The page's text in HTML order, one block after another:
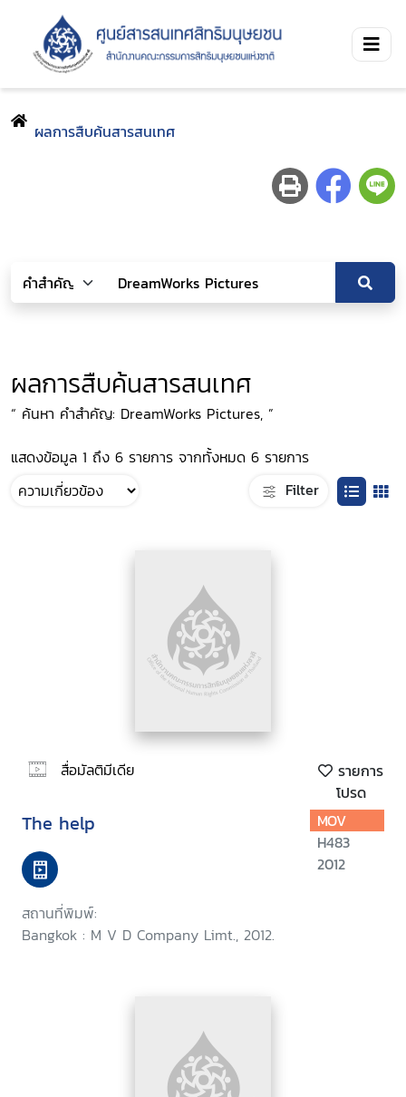
ผลการสืบค้นสารสนเทศ
ผลการสืบค้นสารสนเทศ
“ ค้นหา คำสำคัญ: DreamWorks Pictures, ”
แสดงข้อมูล 1 ถึง 6 รายการ จากทั้งหมด 6 รายการ
Filter
สื่อมัลติมีเดีย
รายการ
โปรด
The help
สถานที่พิมพ์:
Bangkok : M V D Company Limt., 2012.
MOV
H483
2012